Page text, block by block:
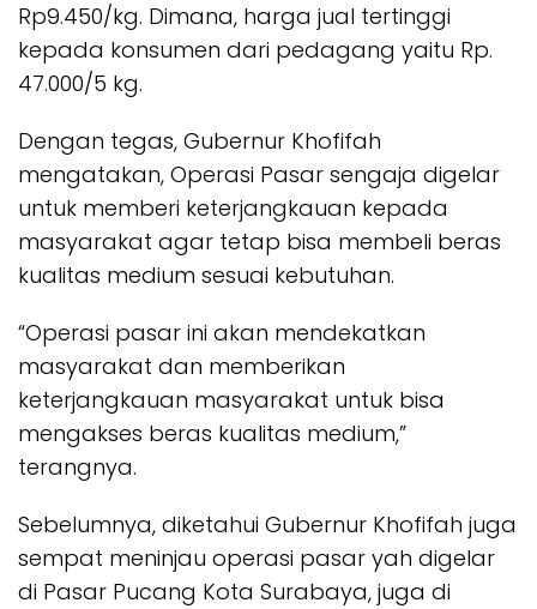
Rp9.450/kg. Dimana, harga jual tertinggi
kepada konsumen dari pedagang yaitu Rp.
47.000/5 kg.
Dengan tegas, Gubernur Khofifah
mengatakan, Operasi Pasar sengaja digelar
untuk memberi keterjangkauan kepada
masyarakat agar tetap bisa membeli beras
kualitas medium sesuai kebutuhan.
“Operasi pasar ini akan mendekatkan
masyarakat dan memberikan
keterjangkauan masyarakat untuk bisa
mengakses beras kualitas medium,”
terangnya.
Sebelumnya, diketahui Gubernur Khofifah juga
sempat meninjau operasi pasar yah digelar
di Pasar Pucang Kota Surabaya, juga di